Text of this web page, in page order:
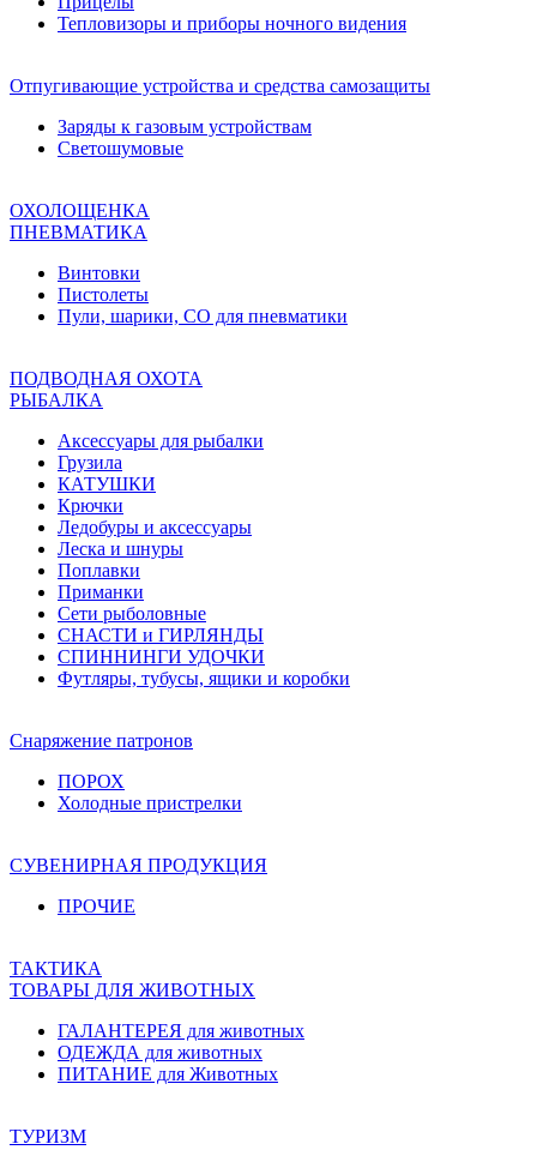
Тепловизоры и приборы ночного видения
Отпугивающие устройства и средства самозащиты
Заряды к газовым устройствам
Светошумовые
ОХОЛОЩЕНКА
ПНЕВМАТИКА
Винтовки
Пистолеты
Пули, шарики, СО для пневматики
ПОДВОДНАЯ ОХОТА
РЫБАЛКА
Аксессуары для рыбалки
Грузила
КАТУШКИ
Крючки
Ледобуры и аксессуары
Леска и шнуры
Поплавки
Приманки
Сети рыболовные
СНАСТИ и ГИРЛЯНДЫ
СПИННИНГИ УДОЧКИ
Футляры, тубусы, ящики и коробки
Снаряжение патронов
ПОРОХ
Холодные пристрелки
СУВЕНИРНАЯ ПРОДУКЦИЯ
ПРОЧИЕ
ТАКТИКА
ТОВАРЫ ДЛЯ ЖИВОТНЫХ
ГАЛАНТЕРЕЯ для животных
ОДЕЖДА для животных
ПИТАНИЕ для Животных
ТУРИЗМ